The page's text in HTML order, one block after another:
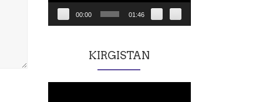
00:00 01:46
KIRGISTAN